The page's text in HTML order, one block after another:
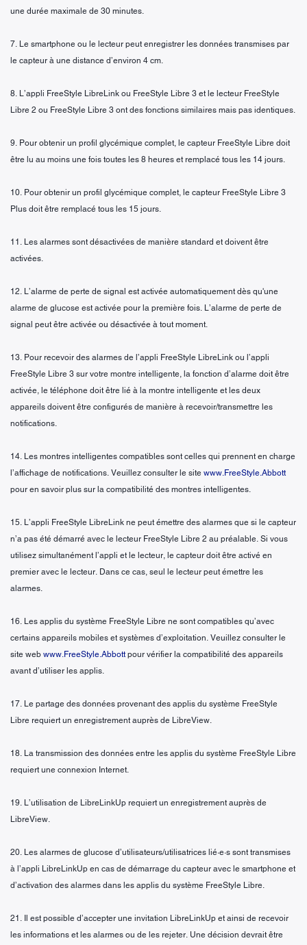
une durée maximale de 30 minutes.
7. Le smartphone ou le lecteur peut enregistrer les données transmises par
le capteur à une distance d’environ 4 cm.
8. L’appli FreeStyle LibreLink ou FreeStyle Libre 3 et le lecteur FreeStyle
Libre 2 ou FreeStyle Libre 3 ont des fonctions similaires mais pas identiques.
9. Pour obtenir un profil glycémique complet, le capteur FreeStyle Libre doit
être lu au moins une fois toutes les 8 heures et remplacé tous les 14 jours.
10. Pour obtenir un profil glycémique complet, le capteur FreeStyle Libre 3
Plus doit être remplacé tous les 15 jours.
11. Les alarmes sont désactivées de manière standard et doivent être
activées.
12. L’alarme de perte de signal est activée automatiquement dès qu'une
alarme de glucose est activée pour la première fois. L’alarme de perte de
signal peut être activée ou désactivée à tout moment.
13. Pour recevoir des alarmes de l’appli FreeStyle LibreLink ou l’appli
FreeStyle Libre 3 sur votre montre intelligente, la fonction d’alarme doit être
activée, le téléphone doit être lié à la montre intelligente et les deux
appareils doivent être configurés de manière à recevoir/transmettre les
notifications.
14. Les montres intelligentes compatibles sont celles qui prennent en charge
l’affichage de notifications. Veuillez consulter le site www.FreeStyle.Abbott
pour en savoir plus sur la compatibilité des montres intelligentes.
15. L’appli FreeStyle LibreLink ne peut émettre des alarmes que si le capteur
n’a pas été démarré avec le lecteur FreeStyle Libre 2 au préalable. Si vous
utilisez simultanément l’appli et le lecteur, le capteur doit être activé en
premier avec le lecteur. Dans ce cas, seul le lecteur peut émettre les
alarmes.
16. Les applis du système FreeStyle Libre ne sont compatibles qu’avec
certains appareils mobiles et systèmes d’exploitation. Veuillez consulter le
site web www.FreeStyle.Abbott pour vérifier la compatibilité des appareils
avant d’utiliser les applis.
17. Le partage des données provenant des applis du système FreeStyle
Libre requiert un enregistrement auprès de LibreView.
18. La transmission des données entre les applis du système FreeStyle Libre
requiert une connexion Internet.
19. L’utilisation de LibreLinkUp requiert un enregistrement auprès de
LibreView.
20. Les alarmes de glucose d’utilisateurs/utilisatrices lié·e·s sont transmises
à l’appli LibreLinkUp en cas de démarrage du capteur avec le smartphone et
d’activation des alarmes dans les applis du système FreeStyle Libre.
21. Il est possible d’accepter une invitation LibreLinkUp et ainsi de recevoir
les informations et les alarmes ou de les rejeter. Une décision devrait être